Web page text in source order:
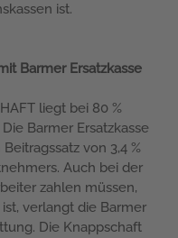
ist.
Barmer Ersatzkasse
liegt bei 80 %
Barmer Ersatzkasse
von 3,4 %
Auch bei der
zahlen müssen,
verlangt die Barmer
Die Knappschaft